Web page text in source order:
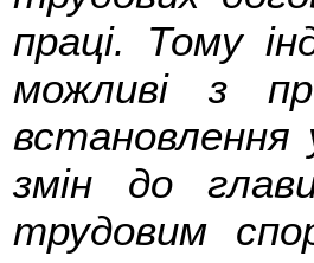
праці. Тому
можливі з
встановлення
змін до
трудовим